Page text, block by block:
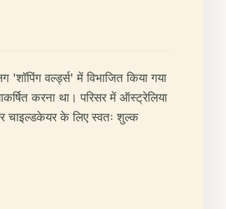
वर्ल्ड्स' में विभाजित किया गया
करना था। परिसर में ऑस्ट्रेलिया
चाइल्डकेयर के लिए स्वतः शुल्क